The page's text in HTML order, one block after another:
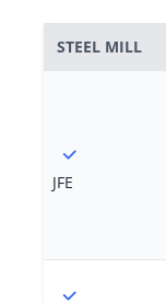
STEEL MILL
JFE